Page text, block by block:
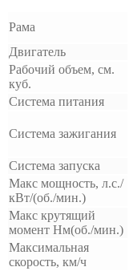
Рама
Двигатель
Рабочий объем, см.
куб.
Система питания
Система зажигания
Система запуска
Макс мощность, л.с./
кВт/(об./мин.)
Макс крутящий
момент Нм(об./мин.)
Максимальная
скорость, км/ч